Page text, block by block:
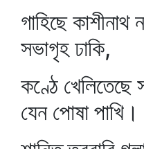
গাহিছে
সভাগৃহ ঢাকি,
কণ্ঠে খেলিতেছে
যেন পোষা পাখি।